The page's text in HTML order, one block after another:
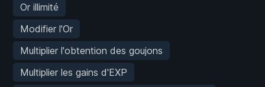
Or illimité
Modifier l'Or
Multiplier l'obtention des goujons
Multiplier les gains d'EXP